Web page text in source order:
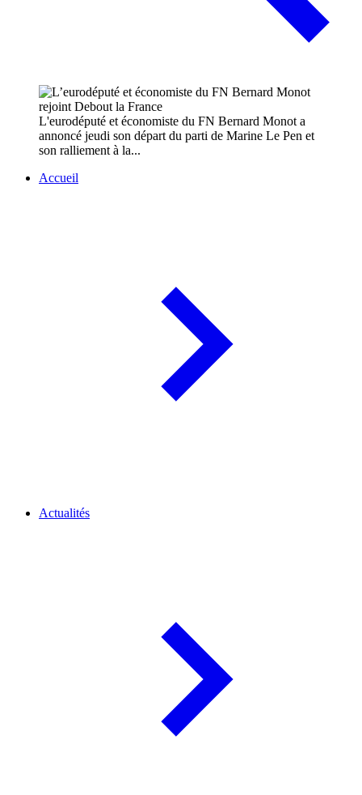
L'eurodéputé et économiste du FN Bernard Monot a
annoncé jeudi son départ du parti de Marine Le Pen et
son ralliement à la...
Accueil
Actualités